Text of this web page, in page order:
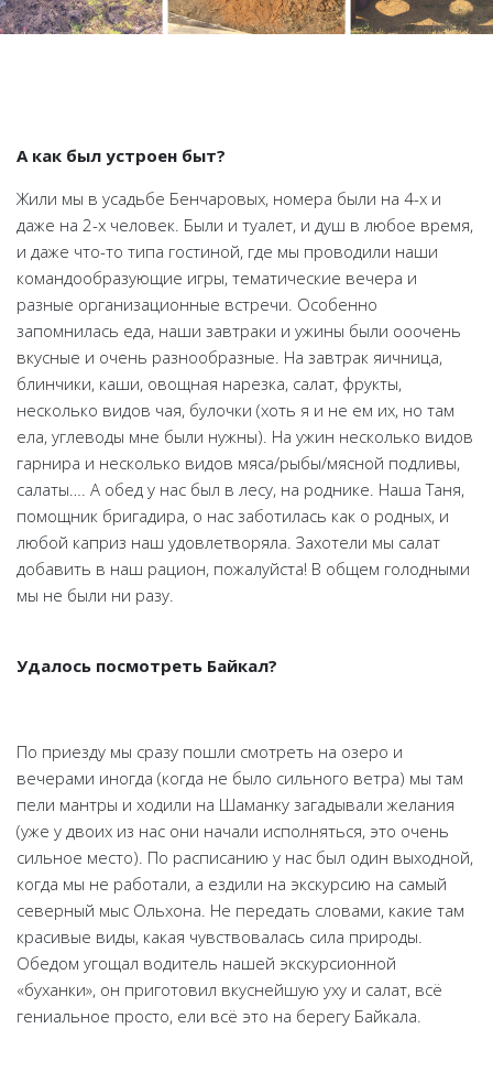
А как был устроен быт?
Жили мы в усадьбе Бенчаровых, номера были на 4-х и
даже на 2-х человек. Были и туалет, и душ в любое время,
и даже что-то типа гостиной, где мы проводили наши
командообразующие игры, тематические вечера и
разные организационные встречи. Особенно
запомнилась еда, наши завтраки и ужины были ооочень
вкусные и очень разнообразные. На завтрак яичница,
блинчики, каши, овощная нарезка, салат, фрукты,
несколько видов чая, булочки (хоть я и не ем их, но там
ела, углеводы мне были нужны). На ужин несколько видов
гарнира и несколько видов мяса/рыбы/мясной подливы,
салаты…. А обед у нас был в лесу, на роднике. Наша Таня,
помощник бригадира, о нас заботилась как о родных, и
любой каприз наш удовлетворяла. Захотели мы салат
добавить в наш рацион, пожалуйста! В общем голодными
мы не были ни разу.
Удалось посмотреть Байкал?
По приезду мы сразу пошли смотреть на озеро и
вечерами иногда (когда не было сильного ветра) мы там
пели мантры и ходили на Шаманку загадывали желания
(уже у двоих из нас они начали исполняться, это очень
сильное место). По расписанию у нас был один выходной,
когда мы не работали, а ездили на экскурсию на самый
северный мыс Ольхона. Не передать словами, какие там
красивые виды, какая чувствовалась сила природы.
Обедом угощал водитель нашей экскурсионной
«буханки», он приготовил вкуснейшую уху и салат, всё
гениальное просто, ели всё это на берегу Байкала.